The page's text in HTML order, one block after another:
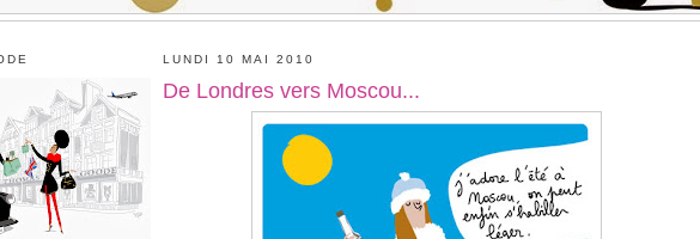
LUNDI 10 MAI 2010
De Londres vers Moscou...